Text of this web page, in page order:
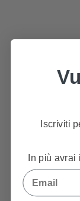
Iscriviti
In più avrai
Email